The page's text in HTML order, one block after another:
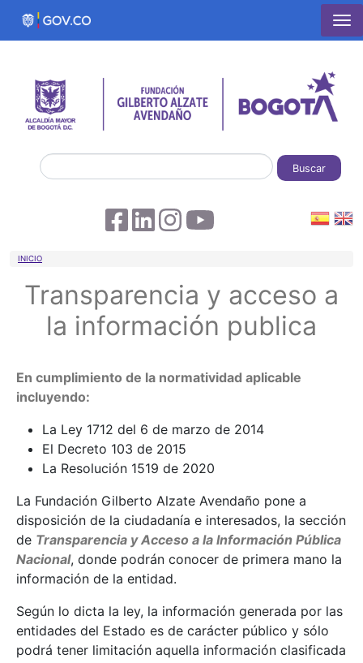
Pasar al contenido principal
Buscar
Sobrescribir enlaces de ayuda a la
INICIO
Transparencia y acceso a
la información publica
En cumplimiento de la normatividad aplicable
incluyendo:
La Ley 1712 del 6 de marzo de 2014
El Decreto 103 de 2015
La Resolución 1519 de 2020
La Fundación Gilberto Alzate Avendaño pone a
disposición de la ciudadanía e interesados, la sección
de Transparencia y Acceso a la Información Pública
Nacional, donde podrán conocer de primera mano la
información de la entidad.
Según lo dicta la ley, la información generada por las
entidades del Estado es de carácter público y sólo
podrá tener limitación aquella información clasificada